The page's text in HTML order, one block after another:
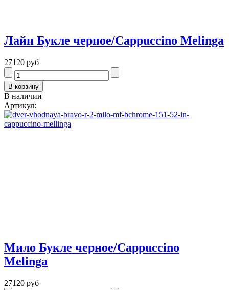
Лайн Букле черное/Cappuccino Melinga
27120 руб
В наличии
Артикул:
Мило Букле черное/Cappuccino
Melinga
27120 руб